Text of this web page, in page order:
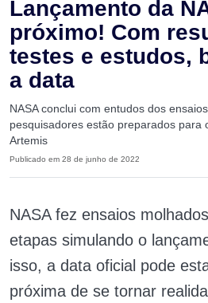
Lançamento da
próximo! Com
testes e estudos,
a data
NASA conclui com entudos dos
pesquisadores estão preparados para
Artemis
Publicado em 28 de junho de 2022
NASA fez ensaios
etapas simulando o
isso, a data oficial pode
próxima de se tornar